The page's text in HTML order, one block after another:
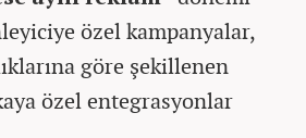
özel kampanyalar,
göre şekillenen
özel entegrasyonlar